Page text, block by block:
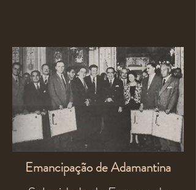
Emancipação de Adamantina